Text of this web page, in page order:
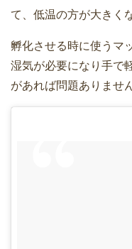
て、低温の方が大きく
孵化させる時に使うマ
湿気が必要になり手で
があれば問題ありませ